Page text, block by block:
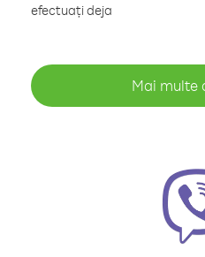
efectuați deja
Mai multe